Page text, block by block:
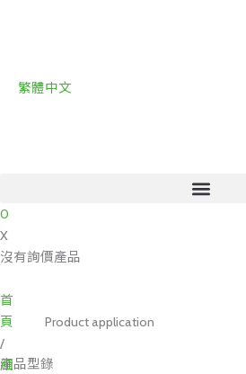
繁體中文
0
X
沒有詢價產品
首
頁
/
細
Product application
產品型錄